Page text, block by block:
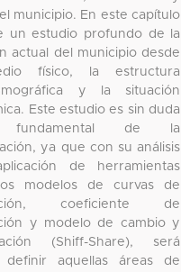
municipio. En este capítulo
un estudio profundo de la
actual del municipio desde
físico, la estructura
y la situación
Este estudio es sin duda
fundamental de la
ya que con su análisis
de herramientas
modelos de curvas de
coeficiente de
y modelo de cambio y
(Shiff-Share), será
definir aquellas áreas de